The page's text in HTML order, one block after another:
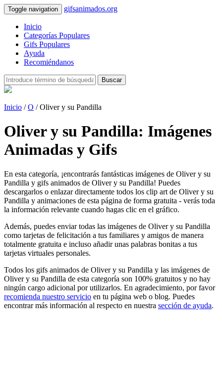
Toggle navigation gifsanimados.org
Inicio
Categorías Populares
Gifs Populares
Ayuda
Recomiéndanos
Buscar
Inicio /O / Oliver y su Pandilla
Oliver y su Pandilla: Imágenes
Animadas y Gifs
En esta categoría, ¡encontrarás fantásticas imágenes de Oliver y su
Pandilla y gifs animados de Oliver y su Pandilla! Puedes
descargarlos o enlazar directamente todos los clip art de Oliver y su
Pandilla y animaciones de esta página de forma gratuita - verás toda
la información relevante cuando hagas clic en el gráfico.
Además, puedes enviar todas las imágenes de Oliver y su Pandilla
como tarjetas de felicitación a tus familiares y amigos de manera
totalmente gratuita e incluso añadir unas palabras bonitas a tus
tarjetas virtuales personales.
Todos los gifs animados de Oliver y su Pandilla y las imágenes de
Oliver y su Pandilla de esta categoría son 100% gratuitos y no hay
ningún cargo adicional por utilizarlos. En agradecimiento, por favor
recomienda nuestro servicio en tu página web o blog. Puedes
encontrar más información al respecto en nuestra sección de ayuda.